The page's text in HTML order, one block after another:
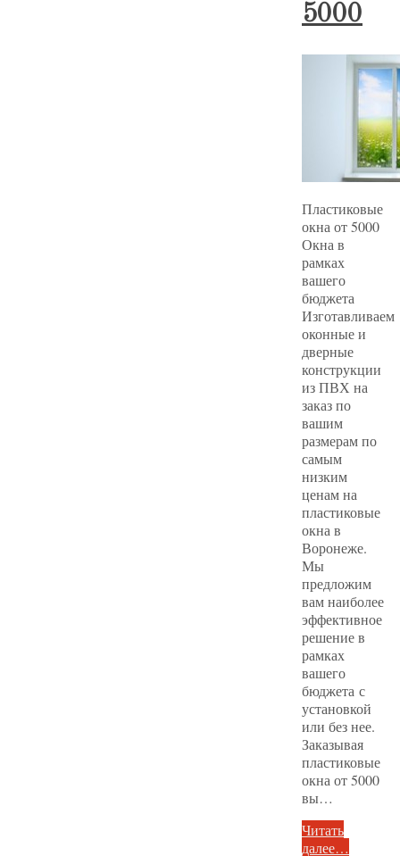
5000
Пластиковые
окна от 5000
Окна в
рамках
вашего
бюджета
Изготавливаем
оконные и
дверные
конструкции
из ПВХ на
заказ по
вашим
размерам по
самым
низким
ценам на
пластиковые
окна в
Воронеже.
Мы
предложим
вам наиболее
эффективное
решение в
рамках
вашего
бюджета с
установкой
или без нее.
Заказывая
пластиковые
окна от 5000
вы…
Читать
далее…